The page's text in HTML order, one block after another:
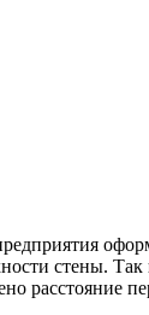
стены.
расстояние